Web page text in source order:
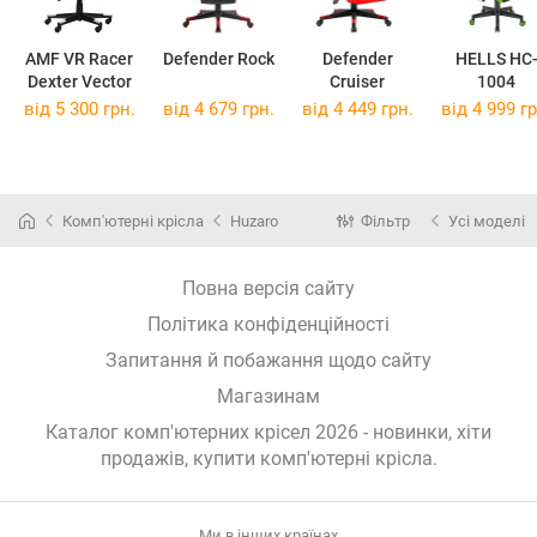
AMF VR Racer
Dexter Vector
Defender Rock
Defender
Cruiser
HELLS HC-
1004
від 5 300 грн. від 4 679 грн. від 4 449 грн. від 4 999
Комп'ютерні крісла Huzaro Фільтр Усі моделі
Повна версія сайту
Політика конфіденційності
Запитання й побажання щодо сайту
Магазинам
Каталог комп'ютерних крісел 2026 - новинки, хіти
продажів, купити комп'ютерні крісла.